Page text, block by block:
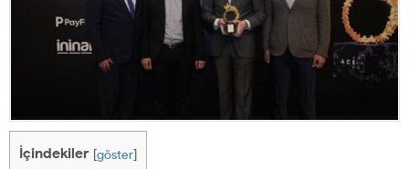
İçindekiler [göster]